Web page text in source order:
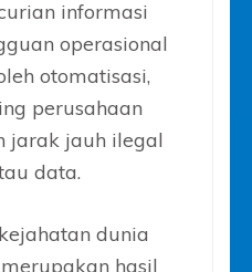
informasi
operasional
otomatisasi,
perusahaan
jarak jauh ilegal
data.
dunia
merupakan hasil